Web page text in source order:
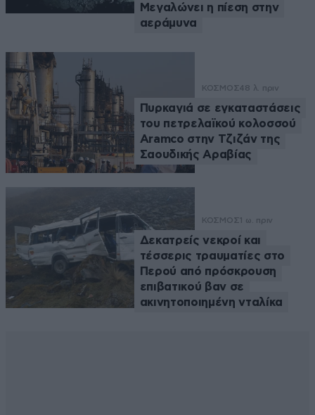
Μεγαλώνει η πίεση στην
αεράμυνα
ΚΟΣΜΟΣ48 λ. πριν
Πυρκαγιά σε εγκαταστάσεις
του πετρελαϊκού κολοσσού
Aramco στην Τζιζάν της
Σαουδικής Αραβίας
ΚΟΣΜΟΣ 1 ω. πριν
Δεκατρείς νεκροί και
τέσσερις τραυματίες στο
Περού από πρόσκρουση
επιβατικού βαν σε
ακινητοποιημένη νταλίκα